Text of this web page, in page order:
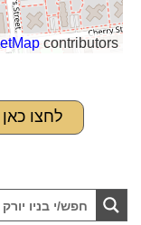
contributors
לחצו